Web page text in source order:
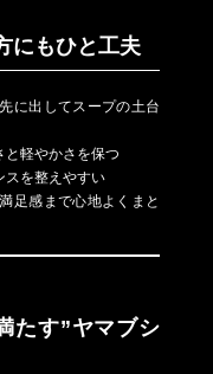
にもひと工夫
に出してスープの土台
と軽やかさを保つ
スを整えやすい
足感まで心地よくまと
たす”ヤマブシ